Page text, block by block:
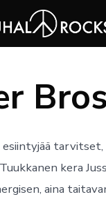
Bros
esiintyjää
kera
aina